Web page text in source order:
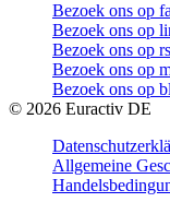
Bezoek ons op
Bezoek ons op
Bezoek ons op
Bezoek ons op
Bezoek ons op
© 2026 Euractiv DE
Allgemeine